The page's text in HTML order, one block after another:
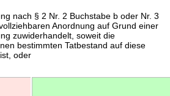
nach § 2 Nr. 2 Buchstabe b oder Nr. 3
Anordnung auf Grund einer
zuwiderhandelt, soweit die
bestimmten Tatbestand auf diese
oder